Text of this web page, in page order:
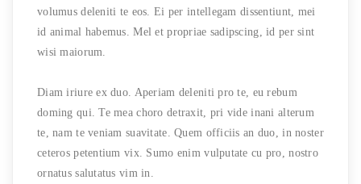
volumus deleniti te eos. Ei per intellegam dissentiunt, mei
id animal habemus. Mel et propriae sadipscing, id per sint
wisi maiorum.
Diam iriure ex duo. Aperiam deleniti pro te, eu rebum
doming qui. Te mea choro detraxit, pri vide inani alterum
te, nam te veniam suavitate. Quem officiis an duo, in noster
ceteros petentium vix. Sumo enim vulputate cu pro, nostro
ornatus salutatus vim in.